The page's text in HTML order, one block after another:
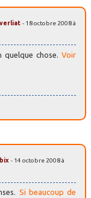
- 18 octobre 2008 à
quelque chose. Voir
- 14 octobre 2008 à
Si beaucoup de